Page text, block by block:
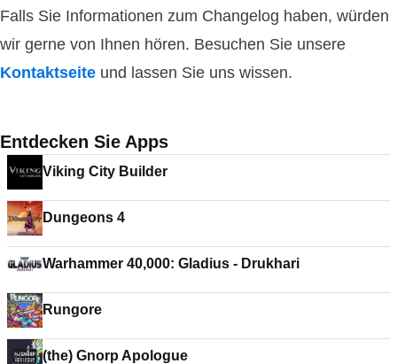
Falls Sie Informationen zum Changelog haben, würden
wir gerne von Ihnen hören. Besuchen Sie unsere
Kontaktseite und lassen Sie uns wissen.
Entdecken Sie Apps
Viking City Builder
Dungeons 4
Warhammer 40,000: Gladius - Drukhari
Rungore
(the) Gnorp Apologue